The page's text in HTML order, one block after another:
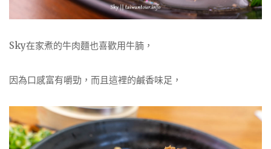
Sky在家煮的牛肉麵也喜歡用牛腩，
因為口感富有嚼勁，而且這裡的鹹香味足，